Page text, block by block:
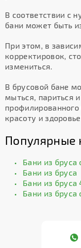
В соответствии с
бани может быть
При этом, в
корректировок,
измениться.
В брусовой бане
мыться, париться
красоту и
Популярные
Бани из бруса
Бани из бруса
Бани из бруса
Бани из